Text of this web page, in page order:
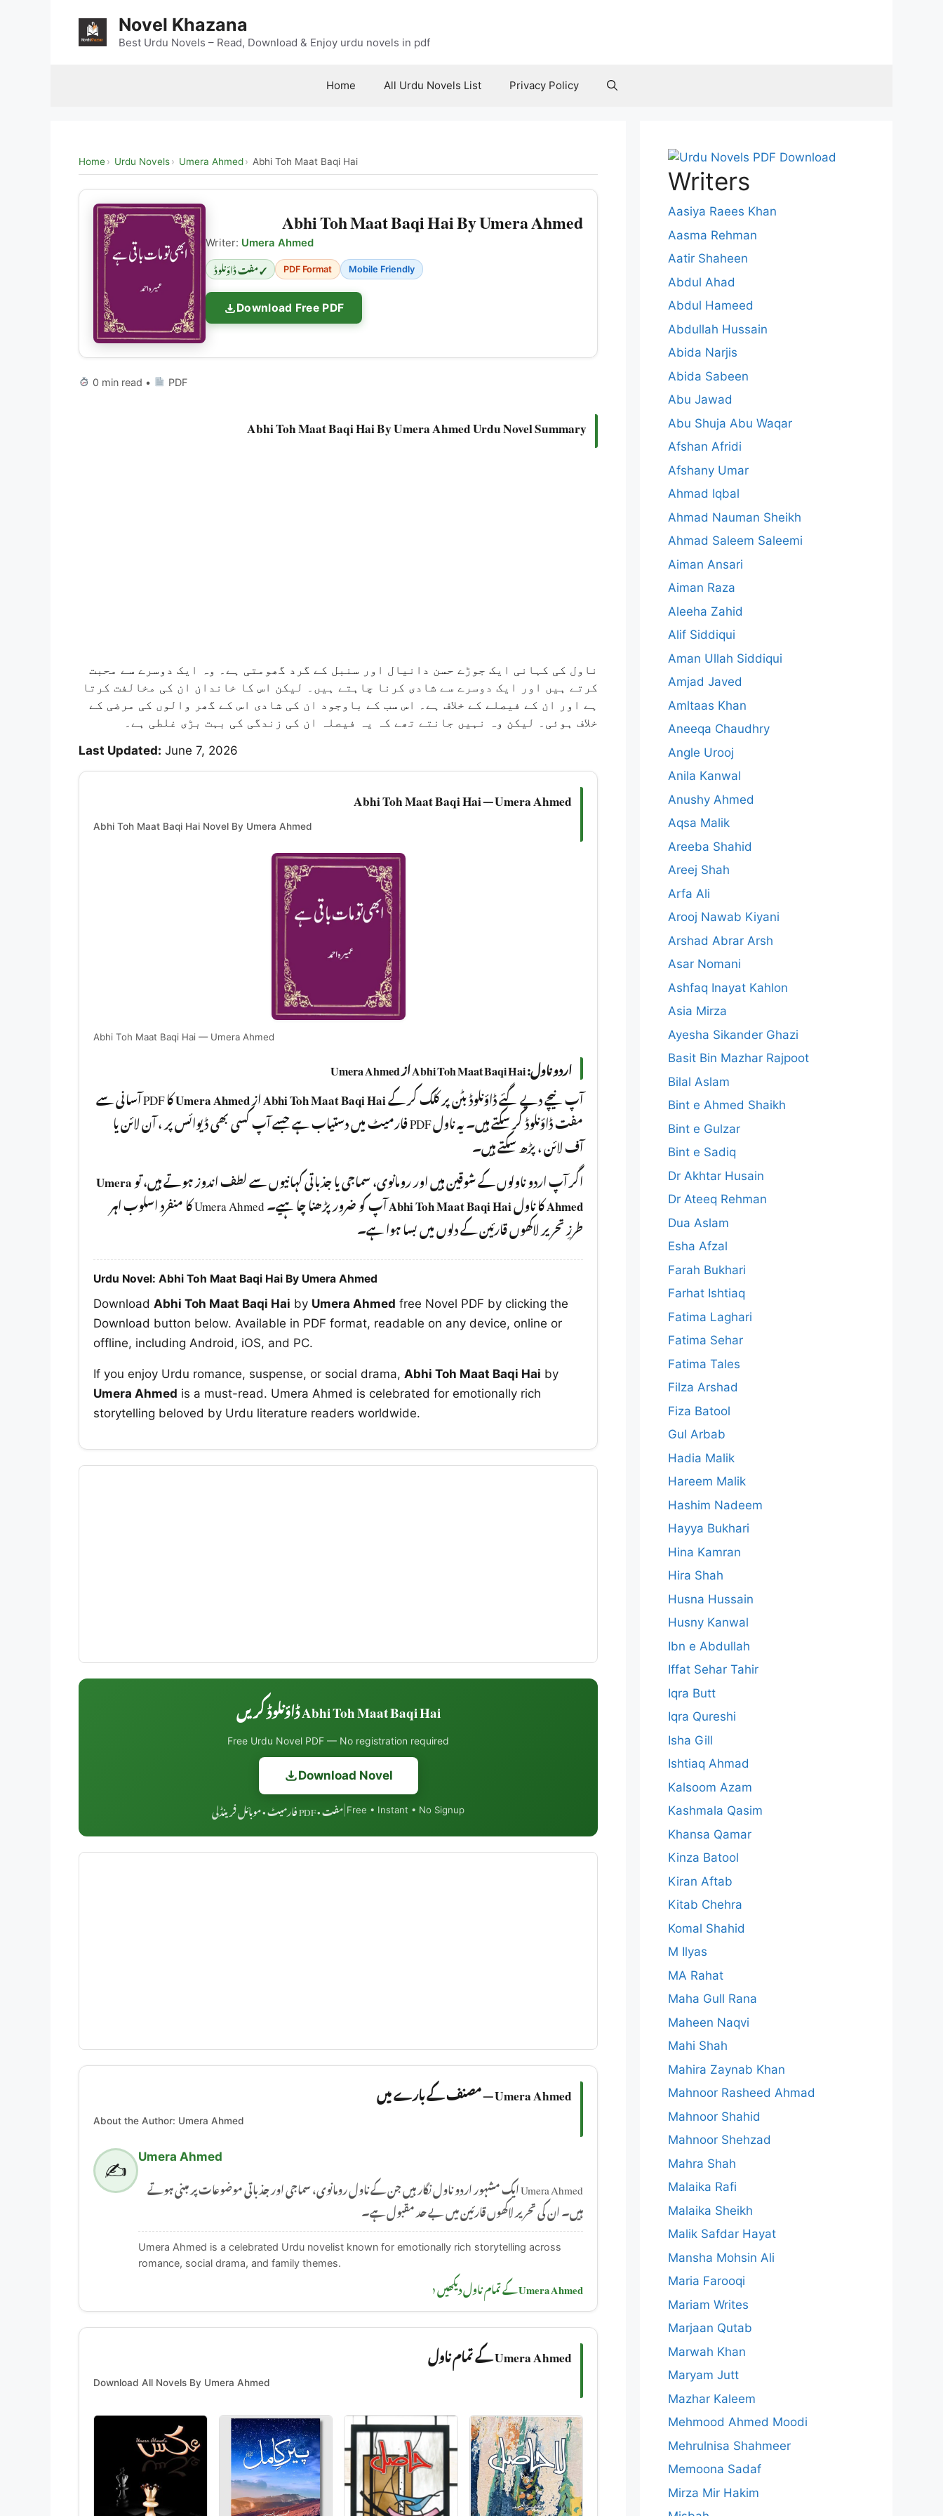
Novel Khazana
Best Urdu Novels – Read, Download & Enjoy urdu novels in pdf
Home All Urdu Novels List Privacy Policy
Home Urdu Novels Umera Ahmed Abhi Toh Maat Baqi Hai
Abhi Toh Maat Baqi Hai By Umera Ahmed
Writer: Umera Ahmed
✓ مفت ڈاؤنلوڈ PDF Format Mobile Friendly
Download Free PDF
0 min read • PDF
Abhi Toh Maat Baqi Hai By Umera Ahmed Urdu Novel Summary
ناول کی کہانی ایک جوڑے حسن دانیال اور سنبل کے گرد گھومتی ہے۔ وہ ایک دوسرے سے محبت
کرتے ہیں اور ایک دوسرے سے شادی کرنا چاہتے ہیں۔ لیکن اس کا خاندان ان کی مخالفت کرتا
ہے اور ان کے فیصلے کے خلاف ہے۔ اس سب کے باوجود ان کی شادی اس کے گھر والوں کی مرضی کے
خلاف ہوئی۔ لیکن وہ نہیں جانتے تھے کہ یہ فیصلہ ان کی زندگی کی بہت بڑی غلطی ہے۔
Last Updated: June 7, 2026
Abhi Toh Maat Baqi Hai — Umera Ahmed
Abhi Toh Maat Baqi Hai Novel By Umera Ahmed
Abhi Toh Maat Baqi Hai — Umera Ahmed
اردو ناول: Abhi Toh Maat Baqi Hai از Umera Ahmed
آپ نیچے دیے گئے ڈاؤنلوڈ بٹن پر کلک کر کےAbhi Toh Maat Baqi HaiازUmera Ahmed
کا PDF آسانی سے
مفت ڈاؤنلوڈ کر سکتے ہیں۔ یہ ناول PDF فارمیٹ میں دستیاب ہے جسے آپ کسی بھی ڈیوائس پر ، آن لائن یا
آف لائن ، پڑھ سکتے ہیں۔
اگر آپ اردو ناولوں کے شوقین ہیں اور رومانوی، سماجی یا جذباتی کہانیوں سے لطف اندوز ہوتے ہیں، توUmera
Ahmedکا ناولAbhi Toh Maat Baqi Hai
آپ کو ضرور پڑھنا چا ہیے۔ Umera Ahmed کا منفرد اسلوب اہر
طرزِ تحریر لاکھوں قارئین کے دلوں میں بسا ہوا ہے۔
Urdu Novel: Abhi Toh Maat Baqi Hai By Umera Ahmed
Download Abhi Toh Maat Baqi Hai by Umera Ahmed free Novel PDF by clicking the
Download button below. Available in PDF format, readable on any device, online or
offline, including Android, iOS, and PC.
If you enjoy Urdu romance, suspense, or social drama, Abhi Toh Maat Baqi Hai by
Umera Ahmed is a must-read. Umera Ahmed is celebrated for emotionally rich
storytelling beloved by Urdu literature readers worldwide.
Abhi Toh Maat Baqi Hai ڈاؤنلوڈ کریں
Free Urdu Novel PDF — No registration required
Download Novel
مفت • PDF فارمیٹ • موبائل فرینڈلی Free • Instant • No Signup
Umera Ahmed — مصنف کے بارے میں
About the Author: Umera Ahmed
✍️
Umera Ahmed
Umera Ahmed ایک مشہور اردو ناول نگار ہیں جن کے ناول رومانوی، سماجی اور جذباتی موضوعات پر مبنی ہوتے
ہیں۔ ان کی تحریر لاکھوں قارئین میں بے حد مقبول ہے۔
Umera Ahmed is a celebrated Urdu novelist known for emotionally rich storytelling across
romance, social drama, and family themes.
Umera Ahmed کے تمام ناول دیکھیں ‹
Umera Ahmed کے تمام ناول
Download All Novels By Umera Ahmed
Writers
Aasiya Raees Khan
Aasma Rehman
Aatir Shaheen
Abdul Ahad
Abdul Hameed
Abdullah Hussain
Abida Narjis
Abida Sabeen
Abu Jawad
Abu Shuja Abu Waqar
Afshan Afridi
Afshany Umar
Ahmad Iqbal
Ahmad Nauman Sheikh
Ahmad Saleem Saleemi
Aiman Ansari
Aiman Raza
Aleeha Zahid
Alif Siddiqui
Aman Ullah Siddiqui
Amjad Javed
Amltaas Khan
Aneeqa Chaudhry
Angle Urooj
Anila Kanwal
Anushy Ahmed
Aqsa Malik
Areeba Shahid
Areej Shah
Arfa Ali
Arooj Nawab Kiyani
Arshad Abrar Arsh
Asar Nomani
Ashfaq Inayat Kahlon
Asia Mirza
Ayesha Sikander Ghazi
Basit Bin Mazhar Rajpoot
Bilal Aslam
Bint e Ahmed Shaikh
Bint e Gulzar
Bint e Sadiq
Dr Akhtar Husain
Dr Ateeq Rehman
Dua Aslam
Esha Afzal
Farah Bukhari
Farhat Ishtiaq
Fatima Laghari
Fatima Sehar
Fatima Tales
Filza Arshad
Fiza Batool
Gul Arbab
Hadia Malik
Hareem Malik
Hashim Nadeem
Hayya Bukhari
Hina Kamran
Hira Shah
Husna Hussain
Husny Kanwal
Ibn e Abdullah
Iffat Sehar Tahir
Iqra Butt
Iqra Qureshi
Isha Gill
Ishtiaq Ahmad
Kalsoom Azam
Kashmala Qasim
Khansa Qamar
Kinza Batool
Kiran Aftab
Kitab Chehra
Komal Shahid
M Ilyas
MA Rahat
Maha Gull Rana
Maheen Naqvi
Mahi Shah
Mahira Zaynab Khan
Mahnoor Rasheed Ahmad
Mahnoor Shahid
Mahnoor Shehzad
Mahra Shah
Malaika Rafi
Malaika Sheikh
Malik Safdar Hayat
Mansha Mohsin Ali
Maria Farooqi
Mariam Writes
Marjaan Qutab
Marwah Khan
Maryam Jutt
Mazhar Kaleem
Mehmood Ahmed Moodi
Mehrulnisa Shahmeer
Memoona Sadaf
Mirza Mir Hakim